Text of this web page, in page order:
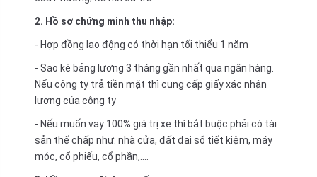
2. Hồ sơ chứng minh thu nhập:
- Hợp đồng lao động có thời hạn tối thiểu 1 năm
- Sao kê bảng lương 3 tháng gần nhất qua ngân hàng.
Nếu công ty trả tiền mặt thì cung cấp giấy xác nhận
lương của công ty
- Nếu muốn vay 100% giá trị xe thì bắt buộc phải có tài
sản thế chấp như: nhà cửa, đất đai sổ tiết kiệm, máy
móc, cổ phiếu, cổ phần,....